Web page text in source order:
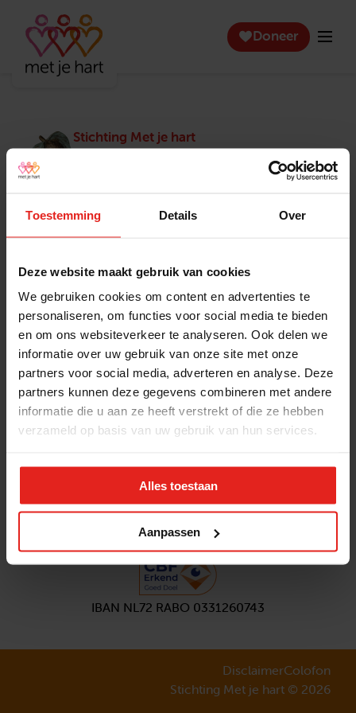
Toestemming Details Over
Deze website maakt gebruik van cookies
We gebruiken cookies om content en advertenties te
personaliseren, om functies voor social media te bieden
en om ons websiteverkeer te analyseren. Ook delen we
informatie over uw gebruik van onze site met onze
partners voor social media, adverteren en analyse. Deze
partners kunnen deze gegevens combineren met andere
informatie die u aan ze heeft verstrekt of die ze hebben
verzameld op basis van uw gebruik van hun services.
Alles toestaan
Aanpassen
Doneer
Stichting Met je hart
Stichting Met je hart laat ouderen die zich
eenzaam voelen weer genieten en inspireert
winnaar van het Appeltje van Oranje.
Actuele vacatures
Pers en media
Jaarverslag 2025
Contact
Klachtenprocedure
Privacyverklaring
Opzeggen
Volg ons
Aanmeldennieuwsbrief
IBAN NL72 RABO 0331260743
DisclaimerColofon
Stichting Met je hart © 2026